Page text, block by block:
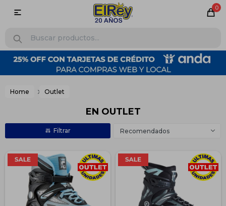
0

Home Outlet
EN OUTLET
Recomendados